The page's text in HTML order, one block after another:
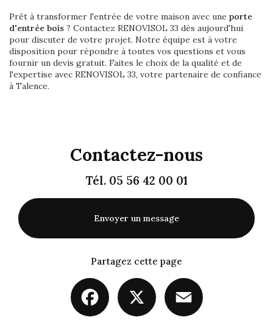
Prêt à transformer l'entrée de votre maison avec une porte
d'entrée bois ? Contactez RENOVISOL 33 dès aujourd'hui
pour discuter de votre projet. Notre équipe est à votre
disposition pour répondre à toutes vos questions et vous
fournir un devis gratuit. Faites le choix de la qualité et de
l'expertise avec RENOVISOL 33, votre partenaire de confiance
à Talence.
Contactez-nous
Tél. 05 56 42 00 01
Envoyer un message
Partagez cette page
Facebook